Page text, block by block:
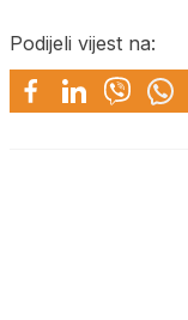
Podijeli vijest na: